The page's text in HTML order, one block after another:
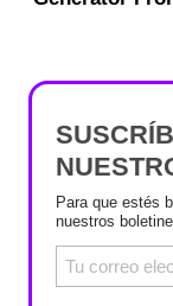
Para que estés
nuestros